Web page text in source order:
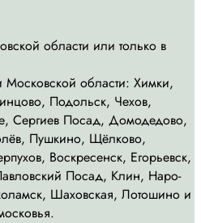
области или только в
Московской области: Химки,
Подольск, Чехов,
Сергиев Посад, Домодедово,
Пушкино, Щёлково,
Воскресенск, Егорьевск,
Посад, Клин, Наро-
Шаховская, Лотошино и